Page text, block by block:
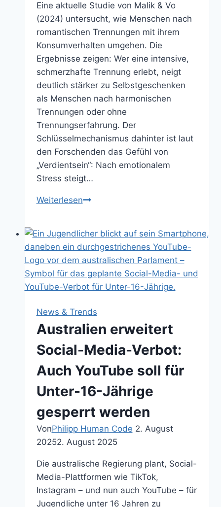
Eine aktuelle Studie von Malik & Vo
(2024) untersucht, wie Menschen nach
romantischen Trennungen mit ihrem
Konsumverhalten umgehen. Die
Ergebnisse zeigen: Wer eine intensive,
schmerzhafte Trennung erlebt, neigt
deutlich stärker zu Selbstgeschenken
als Menschen nach harmonischen
Trennungen oder ohne
Trennungserfahrung. Der
Schlüsselmechanismus dahinter ist laut
den Forschenden das Gefühl von
„Verdientsein“: Nach emotionalem
Stress steigt…
WeiterlesenTrennung
Was
die
neue
Studie
herausfand
News & Trends
Australien erweitert
Social-Media-Verbot:
Auch YouTube soll für
Unter-16-Jährige
gesperrt werden
VonPhilipp Human Code 2. August
20252. August 2025
Die australische Regierung plant, Social-
Media-Plattformen wie TikTok,
Instagram – und nun auch YouTube – für
Jugendliche unter 16 Jahren zu